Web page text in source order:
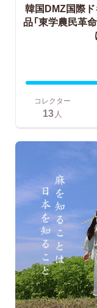
韓国DMZ国際
品「東学農民革
コレクター
13人